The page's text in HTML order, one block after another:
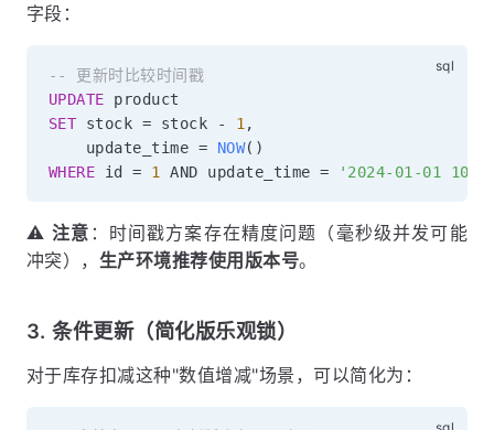
字段：
-- 更新时比较时间戳
UPDATE
SET stock = stock - 1,
    update_time
= NOW( )
WHERE id = 1 AND update_time = '2024-01-01
⚠️注意 ：时间戳方案存在精度问题（毫秒级并发可能
冲突）， 生产环境推荐使用版本号。
3. 条件更新（简化版乐观锁）
对于库存扣减这种"数值增减"场景，可以简化为：